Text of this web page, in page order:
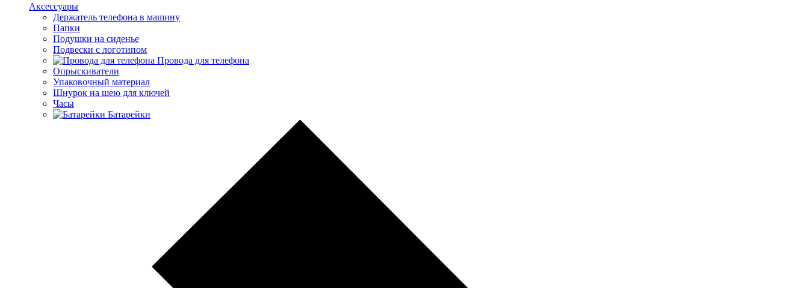
Аксессуары
Держатель телефона в машину
Папки
Подушки на сиденье
Подвески с логотипом
Провода для телефона
Опрыскиватели
Упаковочный материал
Шнурок на шею для ключей
Часы
Батарейки